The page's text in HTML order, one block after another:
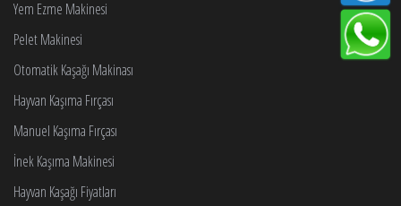
Yem Ezme Makinesi
Pelet Makinesi
Otomatik Kaşağı Makinası
Hayvan Kaşıma Fırçası
Manuel Kaşıma Fırçası
İnek Kaşıma Makinesi
Hayvan Kaşağı Fiyatları